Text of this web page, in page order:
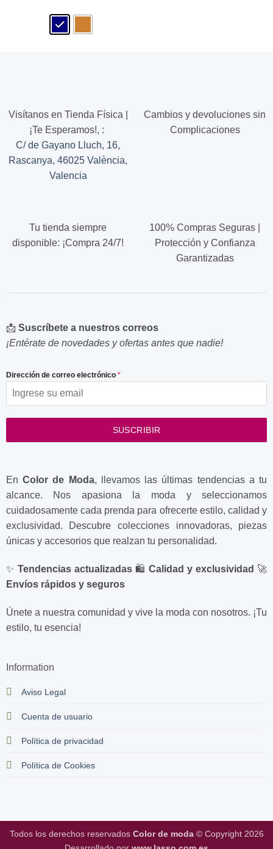
elegir
página
elegir
Visítanos en Tienda Física |
¡Te Esperamos!, :
C/ de Gayano Lluch, 16,
Rascanya, 46025 València,
Valencia
Cambios y devoluciones sin
Complicaciones
Tu tienda siempre
disponible: ¡Compra 24/7!
100% Compras Seguras |
Protección y Confianza
Garantizadas
EnColor de Moda, llevamos las últimas tendencias a tu
alcance. Nos apasiona la moda y seleccionamos
cuidadosamente cada prenda para ofrecerte estilo, calidad y
exclusividad. Descubre colecciones innovadoras, piezas
únicas y accesorios que realzan tu personalidad.
✨ Tendencias actualizadas🛍️Calidad y exclusividad 🚀
Envíos rápidos y seguros
Únete a nuestra comunidad y vive la moda con nosotros. ¡Tu
estilo, tu esencia!
Information
Aviso Legal
Cuenta de usuario
Política de privacidad
Política de Cookies
📩 Suscríbete a nuestros correos
¡Entérate de novedades y ofertas antes que nadie!
Dirección de correo electrónico *
SUSCRIBIR
Todos los derechos reservados Color de moda© Copyright 2026